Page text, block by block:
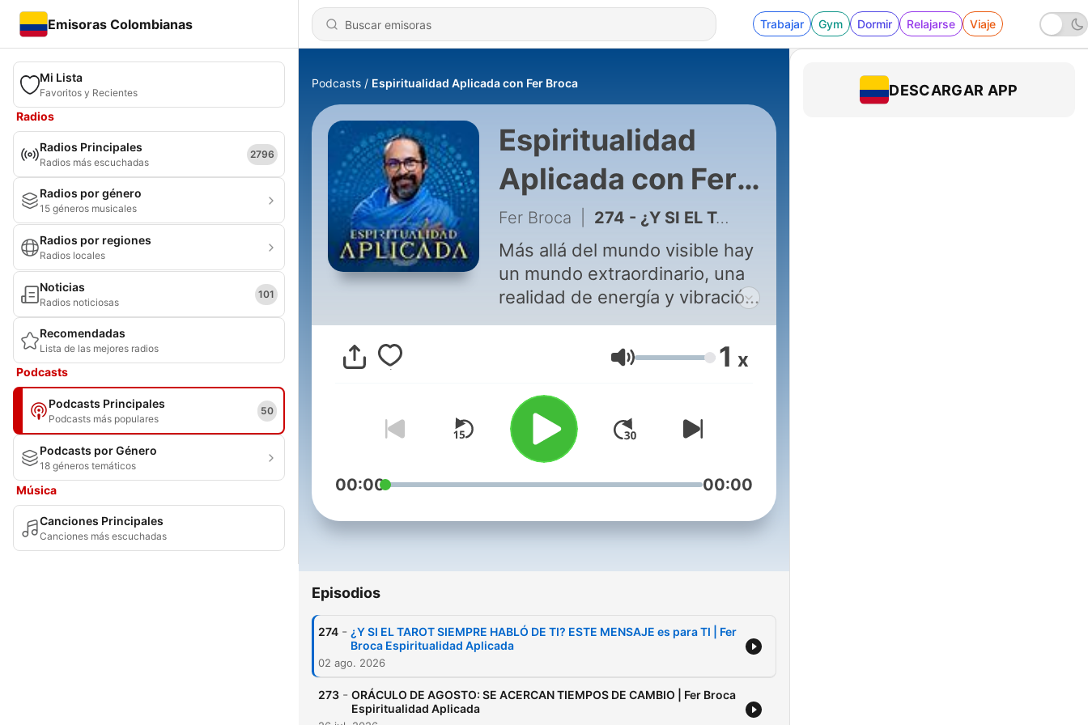
Emisoras Colombianas Trabajar Gym Dormir Relajarse Viaje
Mi Lista
Favoritos y Recientes
Radios
Radios Principales
Radios más escuchadas
2796
Radios por género
15 géneros musicales
Radios por regiones
Radios locales
Noticias
Radios noticiosas
101
Recomendadas
Lista de las mejores radios
Podcasts
Podcasts Principales
Podcasts más populares
50
Podcasts por Género
18 géneros temáticos
Música
Canciones Principales
Canciones más escuchadas
Podcasts Espiritualidad Aplicada con Fer Broca
Espiritualidad
Aplicada con Fer
Broca
Fer Broca 274 - ¿Y SI EL TAROT SIEMPRE HABLÓ DE TI? ESTE MENSAJE es para TI | Fer Broca Espiritualidad Aplicada
Más allá del mundo visible hay
un mundo extraordinario, una
realidad de energía y vibración,
un espacio sagrado, espiritual
y mágico. A través de los ojos
del vidente te invitamos a
conocer, aprender y a crecer. A
descubrir un nuevo universo
lleno de maravillas que están
aguardando para ti.
Volumen 1 x
00:00 00:00
Episodios
274 - ¿Y SI EL TAROT SIEMPRE HABLÓ DE TI? ESTE MENSAJE es para TI | Fer
Broca Espiritualidad Aplicada
02 ago. 2026
273 - ORÁCULO DE AGOSTO: SE ACERCAN TIEMPOS DE CAMBIO | Fer Broca
Espiritualidad Aplicada
DESCARGAR APP